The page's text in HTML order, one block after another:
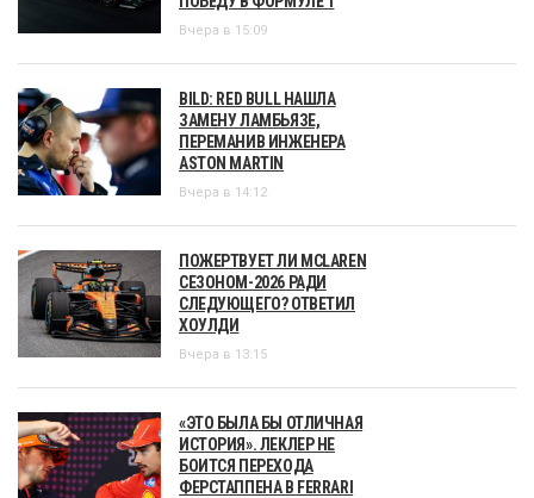
Вчера в 15:09
BILD: RED BULL НАШЛА
ЗАМЕНУ ЛАМБЬЯЗЕ,
ПЕРЕМАНИВ ИНЖЕНЕРА
ASTON MARTIN
Вчера в 14:12
ПОЖЕРТВУЕТ ЛИ MCLAREN
СЕЗОНОМ-2026 РАДИ
СЛЕДУЮЩЕГО? ОТВЕТИЛ
ХОУЛДИ
Вчера в 13:15
«ЭТО БЫЛА БЫ ОТЛИЧНАЯ
ИСТОРИЯ». ЛЕКЛЕР НЕ
БОИТСЯ ПЕРЕХОДА
ФЕРСТАППЕНА В FERRARI